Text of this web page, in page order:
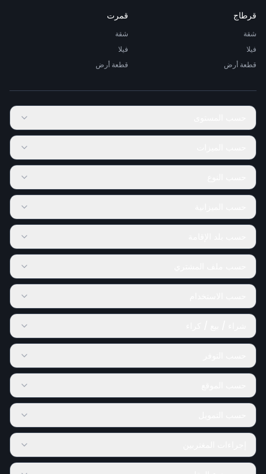
قرطاج
شقة
فيلا
قطعة أرض
قمرت
شقة
فيلا
قطعة أرض